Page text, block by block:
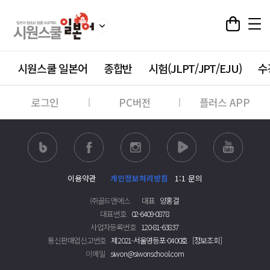
시원스쿨 일본어 종합반 시험(JLPT/JPT/EJU)
로그인 PC버전 플러스 APP
이용약관 개인정보처리방침
1:1 문의
㈜골드앤에스
대표 양홍걸
대표번호 02-6409-0878
사업자등록번호 120-81-63837
통신판매업신고번호 제2021-서울영등포-0400호 [정보조회]
이메일 siwon@siwonschool.com